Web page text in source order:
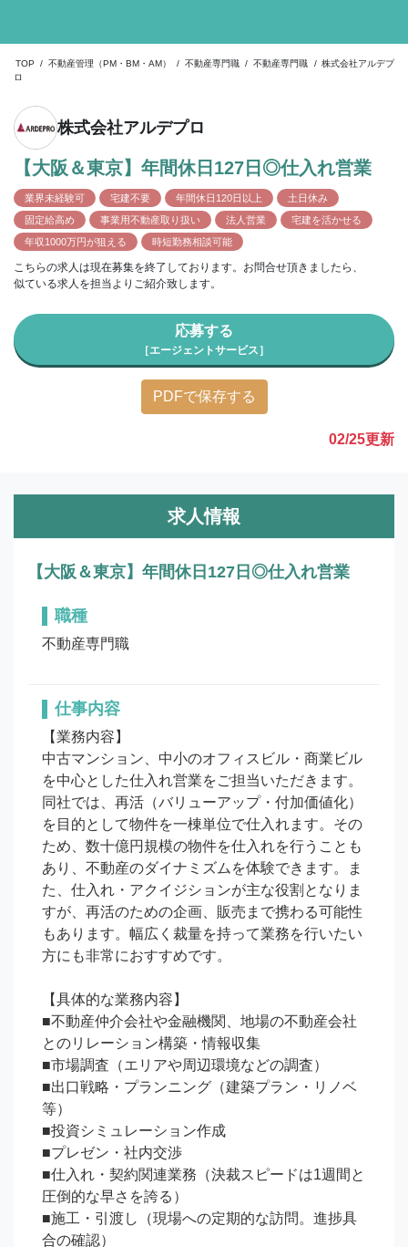
TOP / 不動産管理（PM・BM・AM） / 不動産専門職 / 不動産専門職 / 株式会社アルデプ
ロ
株式会社アルデプロ
【大阪＆東京】年間休日127日◎仕入れ営業
業界未経験可 宅建不要 年間休日120日以上
土日休み
固定給高め
事業用不動産取り扱い 法人営業
宅建を活かせる
年収1000万円が狙える
時短勤務相談可能
こちらの求人は現在募集を終了しております。お問合せ頂きましたら、
似ている求人を担当よりご紹介致します。
応募する
［エージェントサービス］
PDFで保存する
02/25更新
求人情報
【大阪＆東京】年間休日127日◎仕入れ営業
職種
不動産専門職
仕事内容
【業務内容】
中古マンション、中小のオフィスビル・商業ビル
を中心とした仕入れ営業をご担当いただきます。
同社では、再活（バリューアップ・付加価値化）
を目的として物件を一棟単位で仕入れます。その
ため、数十億円規模の物件を仕入れを行うことも
あり、不動産のダイナミズムを体験できます。ま
た、仕入れ・アクイジションが主な役割となりま
すが、再活のための企画、販売まで携わる可能性
もあります。幅広く裁量を持って業務を行いたい
方にも非常におすすめです。
【具体的な業務内容】
■不動産仲介会社や金融機関、地場の不動産会社
とのリレーション構築・情報収集
■市場調査（エリアや周辺環境などの調査）
■出口戦略・プランニング（建築プラン・リノベ
等）
■投資シミュレーション作成
■プレゼン・社内交渉
■仕入れ・契約関連業務（決裁スピードは1週間と
圧倒的な早さを誇る）
■施工・引渡し（現場への定期的な訪問。進捗具
合の確認）